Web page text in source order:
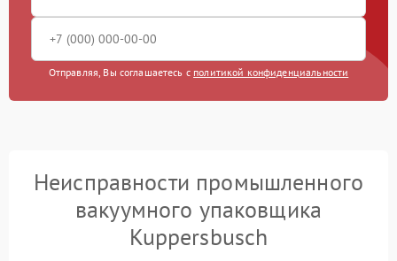
Отправляя, Вы соглашаетесь с политикой конфиденциальности
Неисправности промышленного
вакуумного упаковщика
Kuppersbusch